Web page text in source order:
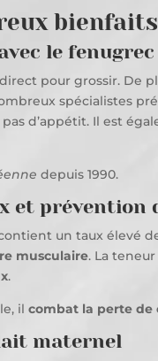
le fenugrec
pour grossir. De
spécialistes
d’appétit. Il est
depuis 1990.
et prévention
un taux élevé
musculaire. La
.
ilcombat la perte de
maternel